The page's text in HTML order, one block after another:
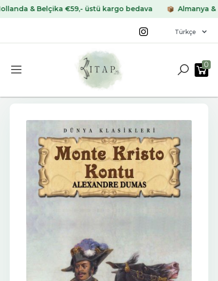
& Belçika €59,- üstü kargo bedava Almanya &
0